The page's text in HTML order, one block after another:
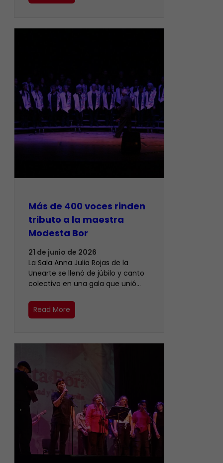
Más de 400 voces rinden
tributo a la maestra
Modesta Bor
21 de junio de 2026
​La Sala Anna Julia Rojas de la
Unearte se llenó de júbilo y canto
colectivo en una gala que unió…
Read More